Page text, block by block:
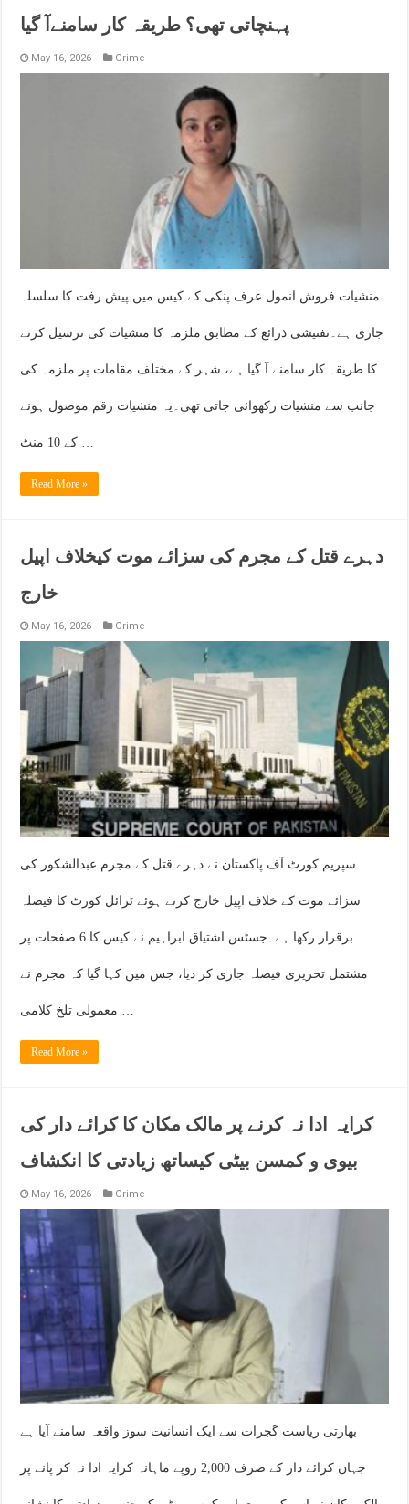
پہنچاتی تھی؟ طریقہ کار سامنےآ گیا
May 16, 2026 Crime
منشیات فروش انمول عرف پنکی کے کیس میں پیش رفت کا سلسلہ
جاری ہے۔تفتیشی ذرائع کے مطابق ملزمہ کا منشیات کی ترسیل کرنے
کا طریقہ کار سامنے آ گیا ہے، شہر کے مختلف مقامات پر ملزمہ کی
جانب سے منشیات رکھوائی جاتی تھی۔یہ منشیات رقم موصول ہونے
Read More »
دہرے قتل کے مجرم کی سزائے موت کیخلاف اپیل
خارج
May 16, 2026 Crime
سپریم کورٹ آف پاکستان نے دہرے قتل کے مجرم عبدالشکور کی
سزائے موت کے خلاف اپیل خارج کرتے ہوئے ٹرائل کورٹ کا فیصلہ
برقرار رکھا ہے۔جسٹس اشتیاق ابراہیم نے کیس کا 6 صفحات پر
مشتمل تحریری فیصلہ جاری کر دیا، جس میں کہا گیا کہ مجرم نے
Read More »
کرایہ ادا نہ کرنے پر مالک مکان کا کرائے دار کی
بیوی و کمسن بیٹی کیساتھ زیادتی کا انکشاف
May 16, 2026 Crime
بھارتی ریاست گجرات سے ایک انسانیت سوز واقعہ سامنے آیا ہے
جہاں کرائے دار کے صرف 2,000 روپے ماہانہ کرایہ ادا نہ کر پانے پر